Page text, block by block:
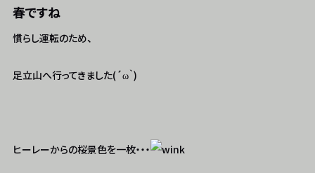
春ですね
慣らし運転のため、
足立山へ行ってきました(´ω｀)
ヒーレーからの桜景色を一枚・・・